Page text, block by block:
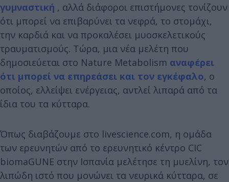
γυμναστική , αλλά διάφοροι επιστήμονες τονίζουν
ότι μπορεί να επιβαρύνει τα νεφρά, το στομάχι,
την καρδιά και να προκαλέσει μυοσκελετικούς
τραυματισμούς. Τώρα, μια νέα μελέτη που
δημοσιεύεται στο Nature Metabolism αναφέρει
ότι μπορεί να επηρεάσει και τον εγκέφαλο, ο
οποίος, ελλείψει ενέργειας, αντλεί λιπαρά από τα
ίδια του τα κύτταρα.
Όπως διαβάζουμε στο livescience.com, η ομάδα
των ερευνητών από το ερευνητικό κέντρο CIC
biomaGUNE στην Ισπανία μελέτησε τη μυελίνη, τον
λιπώδη ιστό που μονώνει τα νευρικά κύτταρα, σε